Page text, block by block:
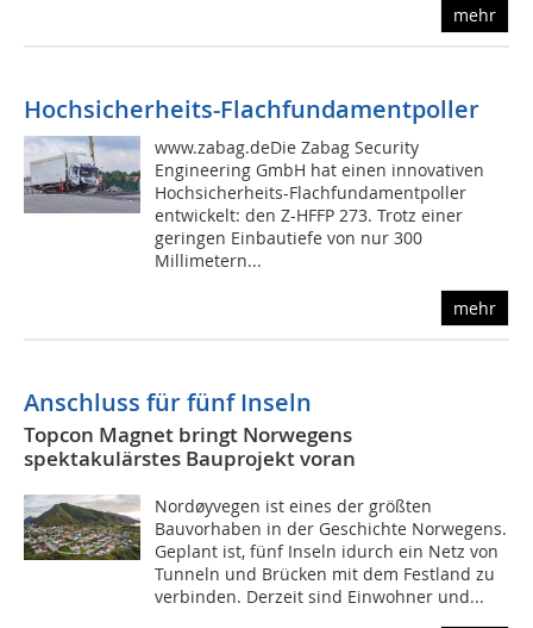
mehr
Hochsicherheits-Flachfundamentpoller
www.zabag.deDie Zabag Security
Engineering GmbH hat einen innovativen
Hochsicherheits-Flachfundamentpoller
entwickelt: den Z-HFFP 273. Trotz einer
geringen Einbautiefe von nur 300
Millimetern...
mehr
Anschluss für fünf Inseln
Topcon Magnet bringt Norwegens
spektakulärstes Bauprojekt voran
Nordøyvegen ist eines der größten
Bauvorhaben in der Geschichte Norwegens.
Geplant ist, fünf Inseln idurch ein Netz von
Tunneln und Brücken mit dem Festland zu
verbinden. Derzeit sind Einwohner und...